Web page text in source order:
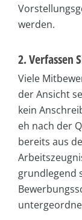
werden.
2. Verfassen
Viele
der Ansicht
kein
eh nach der
bereits aus
grundlegend